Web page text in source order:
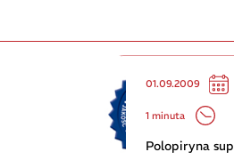
01.09.2009
1 minuta
Polopiryna